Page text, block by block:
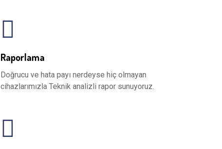
Raporlama
Doğrucu ve hata payı nerdeyse hiç olmayan
cihazlarımızla Teknik analizli rapor sunuyoruz.